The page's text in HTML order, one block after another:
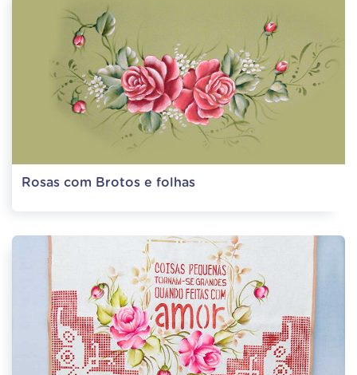
Rosas com Brotos e folhas